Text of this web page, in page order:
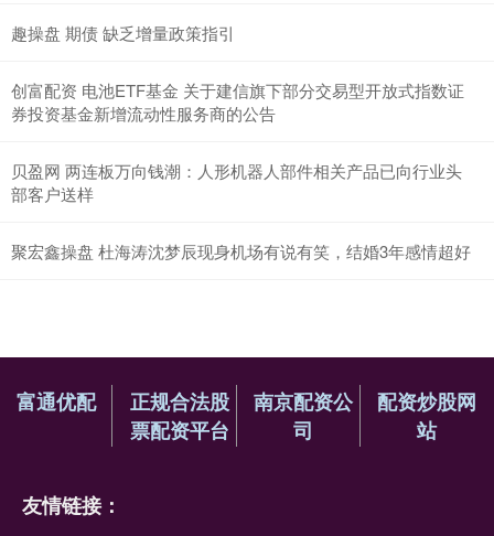
趣操盘 期债 缺乏增量政策指引
创富配资 电池ETF基金 关于建信旗下部分交易型开放式指数证
券投资基金新增流动性服务商的公告
贝盈网 两连板万向钱潮：人形机器人部件相关产品已向行业头
部客户送样
聚宏鑫操盘 杜海涛沈梦辰现身机场有说有笑，结婚3年感情超好
富通优配
正规合法股
票配资平台
南京配资公
司
配资炒股网
站
友情链接：